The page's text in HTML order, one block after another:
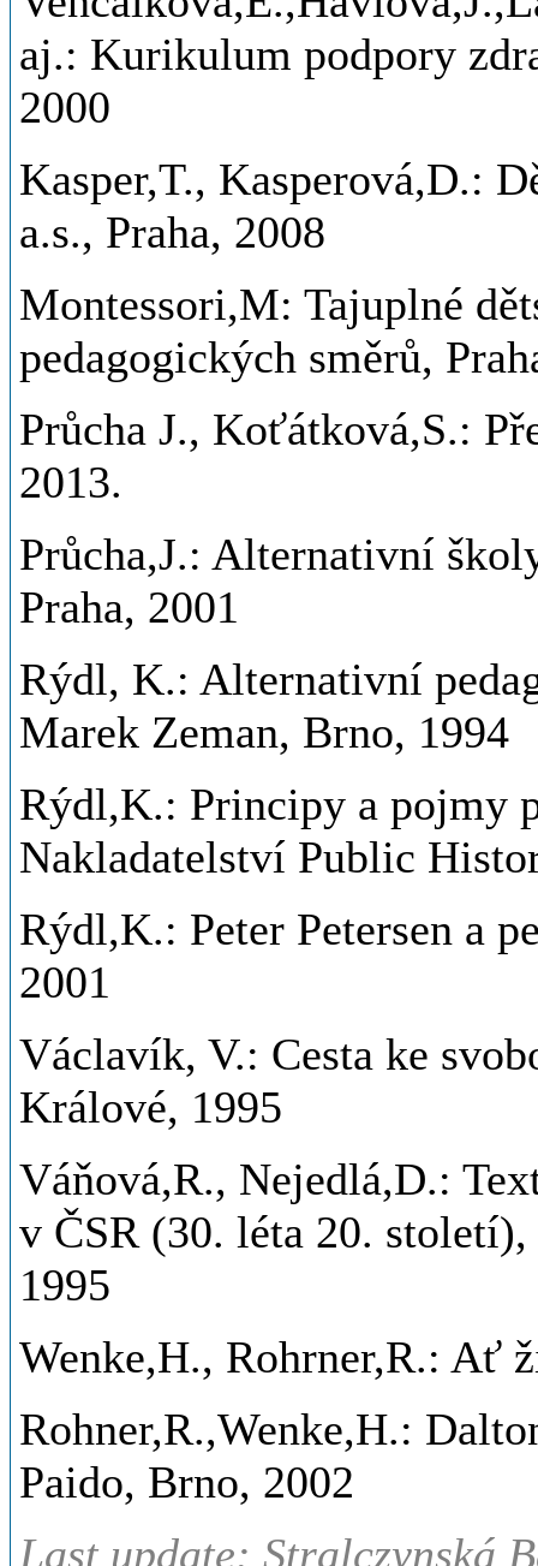
aj.: Kurikulum podpory
2000
Kasper,T., Kasperová,D.:
a.s., Praha, 2008
Montessori,M: Tajuplné
pedagogických směrů,
Průcha J., Koťátková,S.:
2013.
Průcha,J.: Alternativní
Praha, 2001
Rýdl, K.: Alternativní
Marek Zeman, Brno, 1994
Rýdl,K.: Principy a pojmy
Nakladatelství Public
Rýdl,K.: Peter Petersen a
2001
Václavík, V.: Cesta ke
Králové, 1995
Váňová,R., Nejedlá,D.:
v ČSR (30. léta 20.
1995
Wenke,H., Rohrner,R.: Ať
Rohner,R.,Wenke,H.:
Paido, Brno, 2002
Last update: Stralczynská